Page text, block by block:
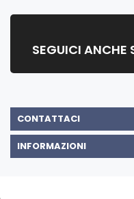
SEGUICI ANCHE
CONTATTACI
INFORMAZIONI